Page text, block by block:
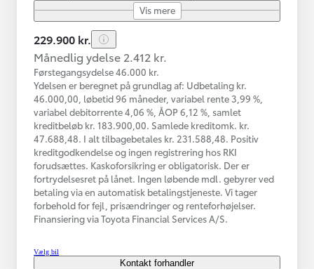
Vis mere
229.900 kr.
Månedlig ydelse 2.412 kr.
Førstegangsydelse 46.000 kr.
Ydelsen er beregnet på grundlag af: Udbetaling kr.
46.000,00, løbetid 96 måneder, variabel rente 3,99 %,
variabel debitorrente 4,06 %, ÅOP 6,12 %, samlet
kreditbeløb kr. 183.900,00. Samlede kreditomk. kr.
47.688,48. I alt tilbagebetales kr. 231.588,48. Positiv
kreditgodkendelse og ingen registrering hos RKI
forudsættes. Kaskoforsikring er obligatorisk. Der er
fortrydelsesret på lånet. Ingen løbende mdl. gebyrer ved
betaling via en automatisk betalingstjeneste. Vi tager
forbehold for fejl, prisændringer og renteforhøjelser.
Finansiering via Toyota Financial Services A/S.
Vælg bil
Kontakt forhandler